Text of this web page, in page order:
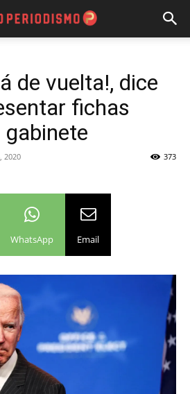
de vuelta!, dice
fichas
2020 373
WhatsApp Email